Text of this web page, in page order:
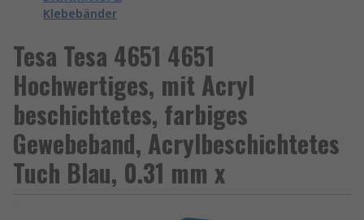
Klebebänder
Tesa Tesa 4651 4651
Hochwertiges, mit Acryl
beschichtetes, farbiges
Gewebeband, Acrylbeschichtetes
Tuch Blau, 0.31 mm x